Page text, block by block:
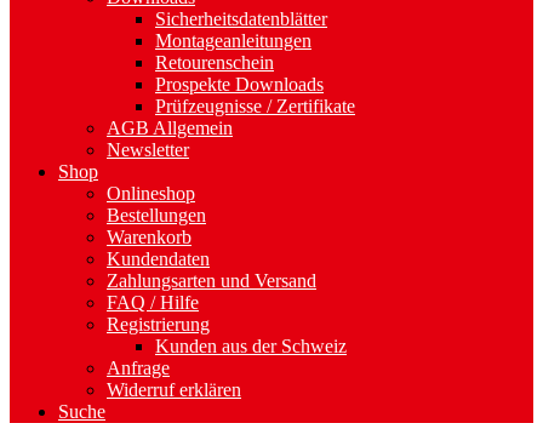
Sicherheitsdatenblätter
Montageanleitungen
Retourenschein
Prospekte Downloads
Prüfzeugnisse / Zertifikate
AGB Allgemein
Newsletter
Shop
Onlineshop
Bestellungen
Warenkorb
Kundendaten
Zahlungsarten und Versand
FAQ / Hilfe
Registrierung
Kunden aus der Schweiz
Anfrage
Widerruf erklären
Suche